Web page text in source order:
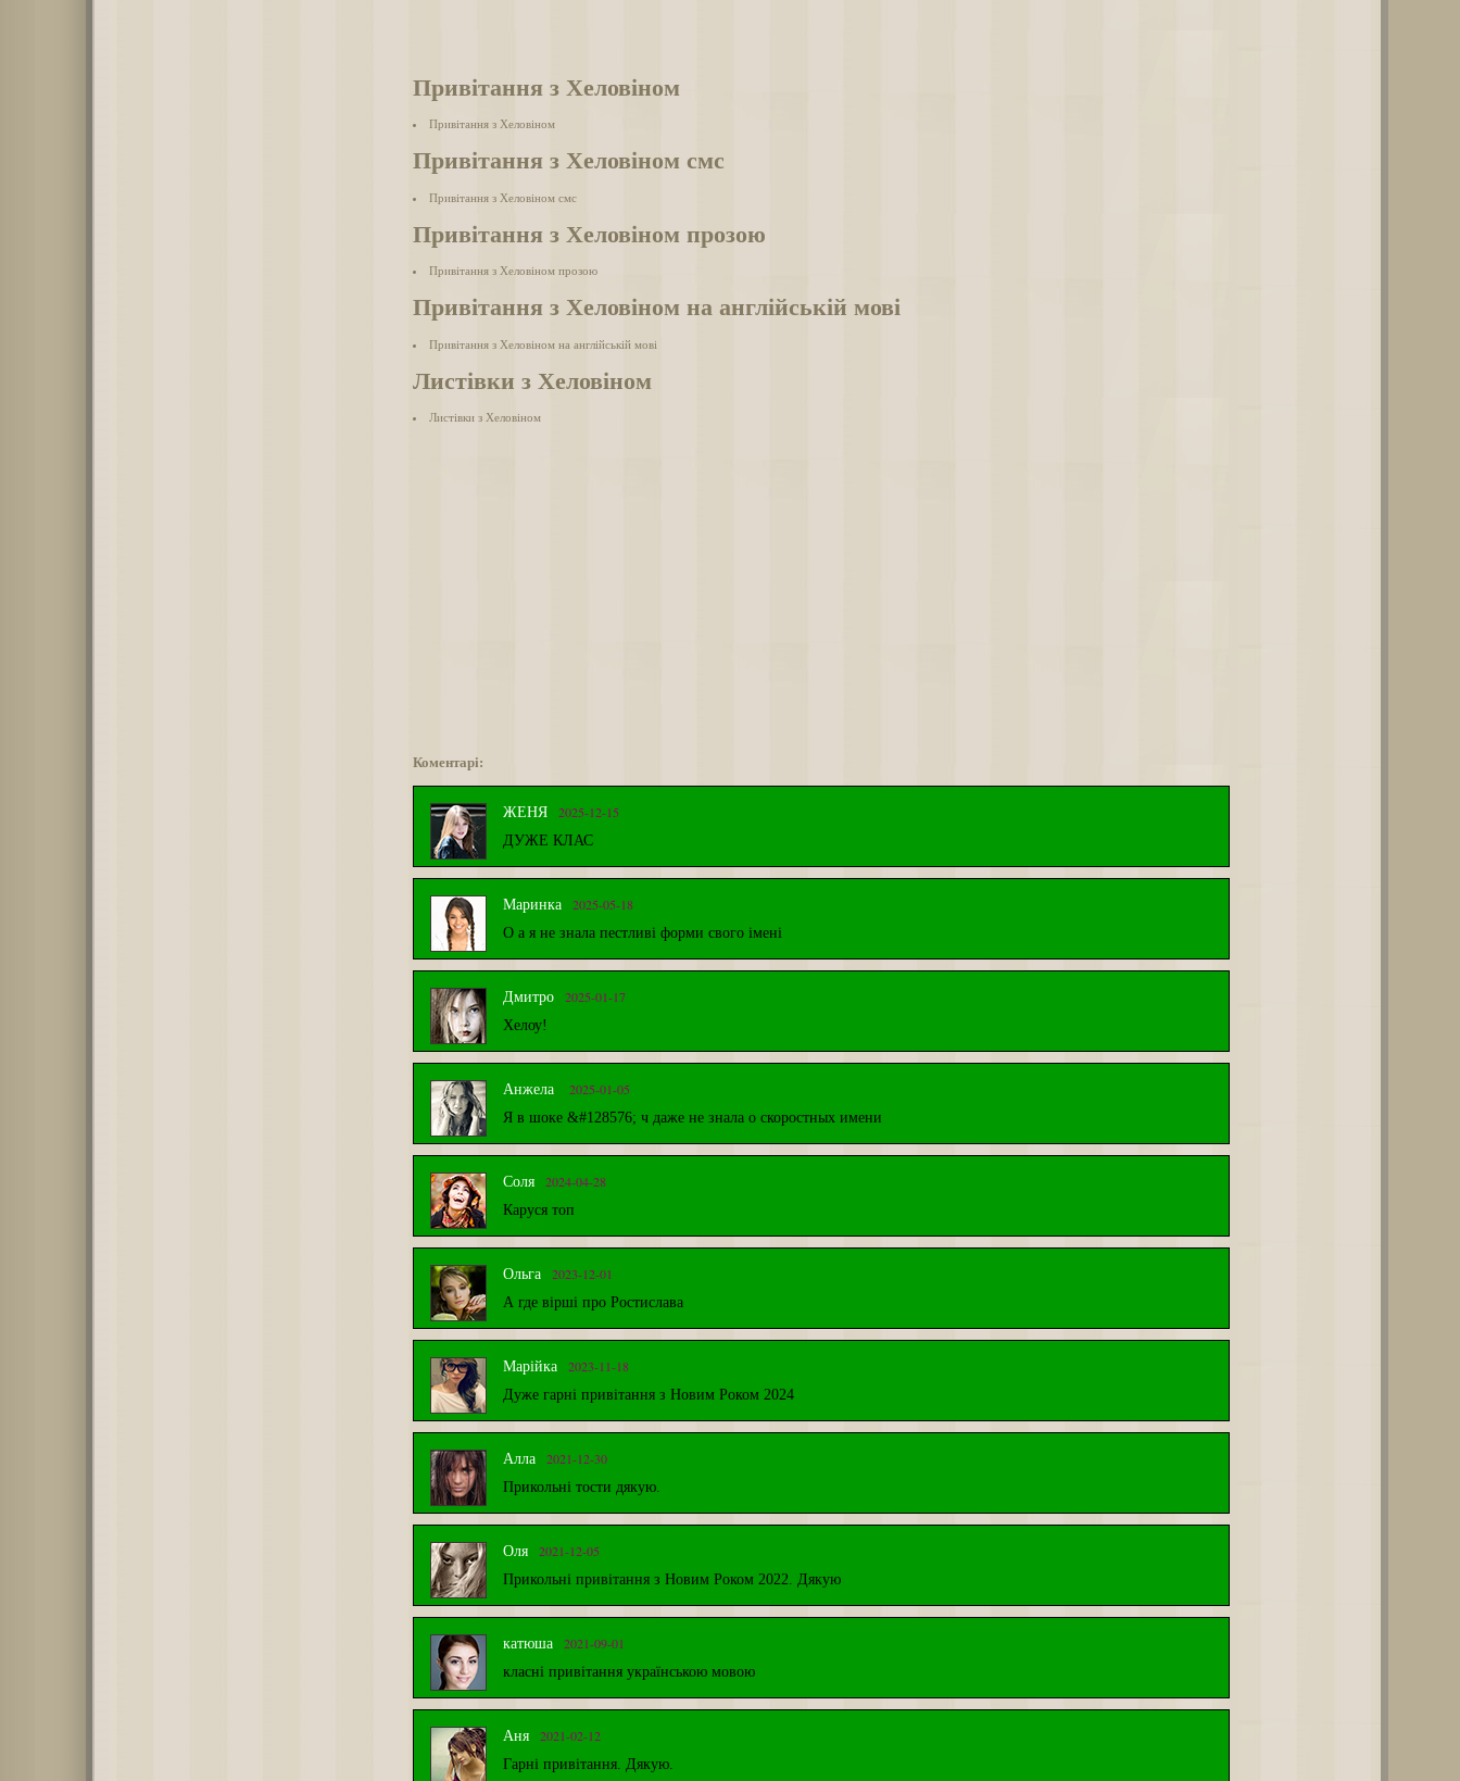
Привітання з Хеловіном
Привітання з Хеловіном
Привітання з Хеловіном смс
Привітання з Хеловіном смс
Привітання з Хеловіном прозою
Привітання з Хеловіном прозою
Привітання з Хеловіном на англійській мові
Привітання з Хеловіном на англійській мові
Листівки з Хеловіном
Листівки з Хеловіном
Коментарі:
ЖЕНЯ 2025-12-15
ДУЖЕ КЛАС
Маринка 2025-05-18
О а я не знала пестливі форми свого імені
Дмитро 2025-01-17
Хелоу!
Анжела 2025-01-05
Я в шоке &#128576; ч даже не знала о скоростных имени
Соля 2024-04-28
Каруся топ
Ольга 2023-12-01
А где вірші про Ростислава
Марійка 2023-11-18
Дуже гарні привітання з Новим Роком 2024
Алла 2021-12-30
Прикольні тости дякую.
Оля 2021-12-05
Прикольні привітання з Новим Роком 2022. Дякую
катюша 2021-09-01
класні привітання українською мовою
Аня 2021-02-12
Гарні привітання. Дякую.